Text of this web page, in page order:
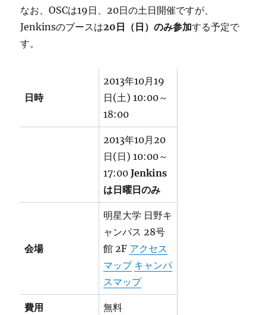
なお、OSCは19日、20日の土日開催ですが、
Jenkinsのブースは20日（日）のみ参加する予定で
す。
日時
2013年10月19
日(土) 10:00～
18:00
2013年10月20
日(日) 10:00～
17:00Jenkins
は日曜日のみ
会場
明星大学 日野キ
ャンパス 28号
館 2F アクセス
マップ キャンパ
スマップ
費用 無料